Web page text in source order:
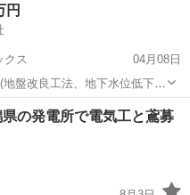
円
クス
04月08日
盤改良工法、地下水位低下工
内容 ・現場での資材手配 ・
管理、データ整理など 現場
の発電所で電気工と鳶募